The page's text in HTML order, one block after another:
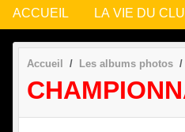
ACCUEIL LA VIE DU
Accueil Les albums photos